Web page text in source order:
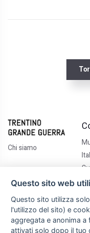
Chi siamo
Questo sito web
Questo sito utilizza
l'utilizzo del sito) e
aggregata e anonima a
attivati solo dopo il tuo